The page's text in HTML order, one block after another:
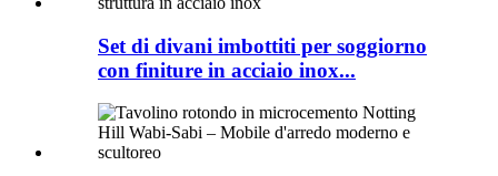
Set di divani imbottiti per soggiorno
con finiture in acciaio inox...